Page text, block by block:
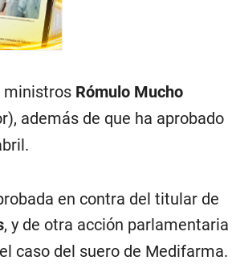
ministros Rómulo Mucho
además de que ha aprobado
en contra del titular de
, y de otra acción parlamentaria
caso del suero de Medifarma.